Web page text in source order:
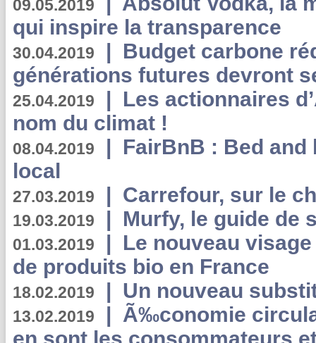
09.05.2019
qui inspire la transparence
30.04.2019 | Budget carbone
générations futures devront
25.04.2019 | Les actionnaires
nom du climat !
08.04.2019 | FairBnB : Bed
local
27.03.2019 | Carrefour, sur le
19.03.2019 | Murfy, le guide de
01.03.2019 | Le nouveau
de produits bio en France
18.02.2019 | Un nouveau
13.02.2019 | Ã‰conomie